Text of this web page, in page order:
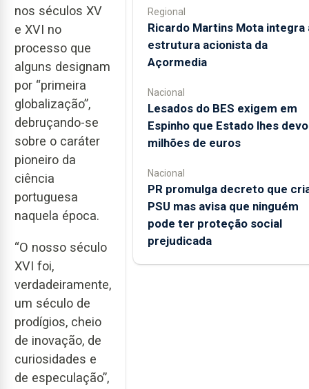
nos séculos XV
e XVI no
processo que
alguns designam
por “primeira
globalização”,
debruçando-se
sobre o caráter
pioneiro da
ciência
portuguesa
naquela época.
“O nosso século
XVI foi,
verdadeiramente,
um século de
prodígios, cheio
de inovação, de
curiosidades e
de especulação”,
Regional
Ricardo Martins Mota integra
estrutura acionista da
Açormedia
Nacional
Lesados do BES exigem em
Espinho que Estado lhes
milhões de euros
Nacional
PR promulga decreto que
PSU mas avisa que ninguém
pode ter proteção social
prejudicada